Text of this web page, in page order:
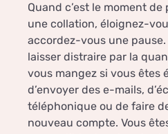
Quand c’est le moment
une collation, éloignez-
accordez-vous une
laisser distraire par la
vous mangez si vous êtes
d’envoyer des e-mails,
téléphonique ou de faire
nouveau compte. Vous